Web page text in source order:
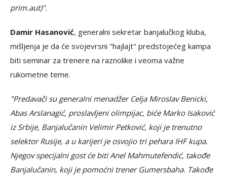
prim.aut)".
Damir Hasanović, generalni sekretar banjalučkog kluba,
mišljenja je da će svojevrsni "hajlajt" predstojećeg kampa
biti seminar za trenere na raznolike i veoma važne
rukometne teme.
"Predavači su generalni menadžer Celja Miroslav Benicki,
Abas Arslanagić, proslavljeni olimpijac, biće Marko Isaković
iz Srbije, Banjalučanin Velimir Petković, koji je trenutno
selektor Rusije, a u karijeri je osvojio tri pehara IHF kupa.
Njegov specijalni gost će biti Anel Mahmutefendić, takođe
Banjalučanin, koji je pomoćni trener Gumersbaha. Takođe